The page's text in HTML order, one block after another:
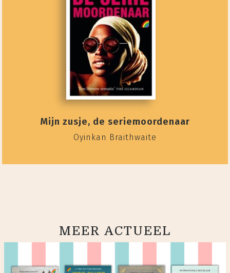
Mijn zusje, de seriemoordenaar
Oyinkan Braithwaite
MEER ACTUEEL